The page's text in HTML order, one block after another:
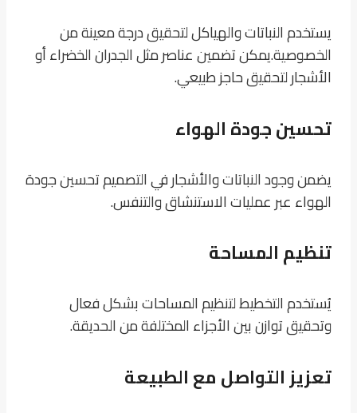
يستخدم النباتات والهياكل لتحقيق درجة معينة من
الخصوصية.يمكن تضمين عناصر مثل الجدران الخضراء أو
الأشجار لتحقيق حاجز طبيعي.
تحسين جودة الهواء
يضمن وجود النباتات والأشجار في التصميم تحسين جودة
الهواء عبر عمليات الاستنشاق والتنفس.
تنظيم المساحة
يُستخدم التخطيط لتنظيم المساحات بشكل فعال
وتحقيق توازن بين الأجزاء المختلفة من الحديقة.
تعزيز التواصل مع الطبيعة